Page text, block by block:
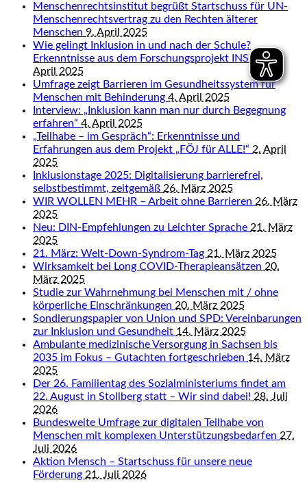
Menschenrechtsinstitut begrüßt Startschuss für UN-
Menschenrechtsvertrag zu den Rechten älterer
Menschen 9. April 2025
Wie gelingt Inklusion in und nach der Schule?
Erkenntnisse aus dem Forschungsprojekt INSIDE9.
April 2025
Umfrage zeigt Barrieren im Gesundheitssystem für
Menschen mit Behinderung 4. April 2025
Interview: „Inklusion kann man nur durch Begegnung
erfahren“ 4. April 2025
„Teilhabe – im Gespräch“: Erkenntnisse und
Erfahrungen aus dem Projekt „FÖJ für ALLE!“ 2. April
2025
Inklusionstage 2025: Digitalisierung barrierefrei,
selbstbestimmt, zeitgemäß 26. März 2025
WIR WOLLEN MEHR – Arbeit ohne Barrieren 26. März
2025
Neu: DIN-Empfehlungen zu Leichter Sprache 21. März
2025
21. März: Welt-Down-Syndrom-Tag 21. März 2025
Wirksamkeit bei Long COVID-Therapieansätzen 20.
März 2025
Studie zur Wahrnehmung bei Menschen mit / ohne
körperliche Einschränkungen 20. März 2025
Sondierungspapier von Union und SPD: Vereinbarungen
zur Inklusion und Gesundheit 14. März 2025
Ambulante medizinische Versorgung in Sachsen bis
2035 im Fokus – Gutachten fortgeschrieben 14. März
2025
Der 26. Familientag des Sozialministeriums findet am
22. August in Stollberg statt – Wir sind dabei! 28. Juli
2026
Bundesweite Umfrage zur digitalen Teilhabe von
Menschen mit komplexen Unterstützungsbedarfen 27.
Juli 2026
Aktion Mensch – Startschuss für unsere neue
Förderung 21. Juli 2026